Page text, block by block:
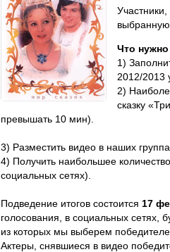
выбранную
Что
1)
2012/2013
2)
сказку
превышать 10 мин).
3) Разместить видео в наших
4) Получить наибольшее
социальных сетях).
Подведение итогов состоится 17
голосования, в социальных сетях,
из которых мы выберем
Актеры, снявшиеся в видео